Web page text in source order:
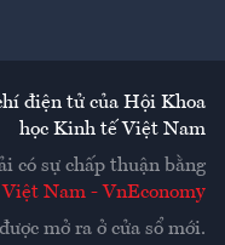
điện tử của Hội Khoa
học Kinh tế Việt Nam
có sự chấp thuận bằng
Nam - VnEconomy
mở ra ở cửa sổ mới.